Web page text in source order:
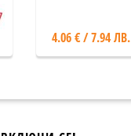
4.06 € / 7.94 ЛВ.